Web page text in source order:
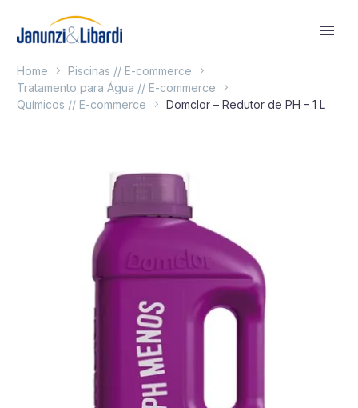
Home
Piscinas // E-commerce
Tratamento para Água // E-commerce
Químicos // E-commerce
Domclor – Redutor de PH – 1 L